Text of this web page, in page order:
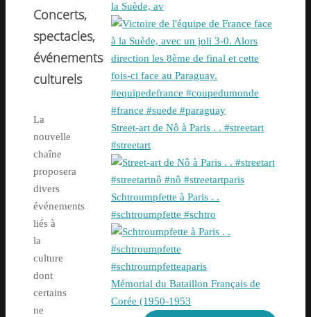
Concerts,
spectacles,
événements
culturels
La
nouvelle
chaîne
proposera
divers
événements
liés à
la
culture
dont
certains
ne
la Suède, av
Street-art de Nô à Paris . . #streetart
#streetart
Schtroumpfette à Paris . .
#schtroumpfette #schtro
Mémorial du Bataillon Français de
Corée (1950-1953